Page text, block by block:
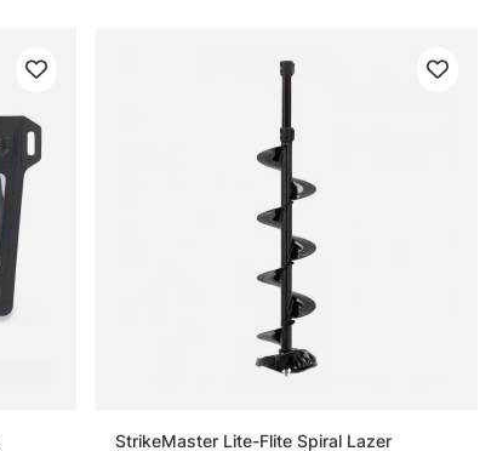
StrikeMaster Lite-Flite Spiral Lazer